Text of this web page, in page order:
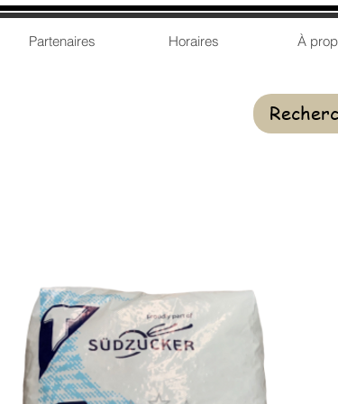
Partenaires Horaires À